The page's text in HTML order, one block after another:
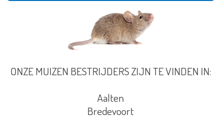
ONZE MUIZEN BESTRIJDERS ZIJN TE VINDEN IN:
Aalten
Bredevoort